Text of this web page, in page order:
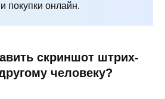
покупки онлайн.
скриншот штрих-
человеку?